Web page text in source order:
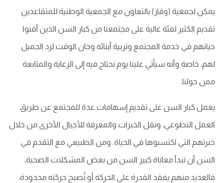
يمكن لجمعية (وقار) بالتعاون مع الجمعية الوطنية للمتقاعدين
تقديم الكثير لفئة غالية على مجتمعنا من كبار السن الذين أفنوا
حياتهم في خدمة المجتمع وتربية أبنائه وحان الوقت لرد الجميل
لهم، خاصة وأنه سيأتي علينا يوم نحتاج فيه إلى الرعاية والمتابعة
ممن حولنا..
يعمل كبار السن على تقديم إسهامات عدة للمجتمع عن طريق
العمل التطوعي، ونقل الخبرات والمعرفة للأجيال الأخرى من خلال
خبرتهم التي اكتسبوها في الحياة. ومن الطبيعي مع التقدم في
السن أن تبدأ معاناة كبير السن من بعض المشكلات الصحية،
فالعديد منهم يفقد القدرة على الحركة أو تُصبح حركته محدودة،